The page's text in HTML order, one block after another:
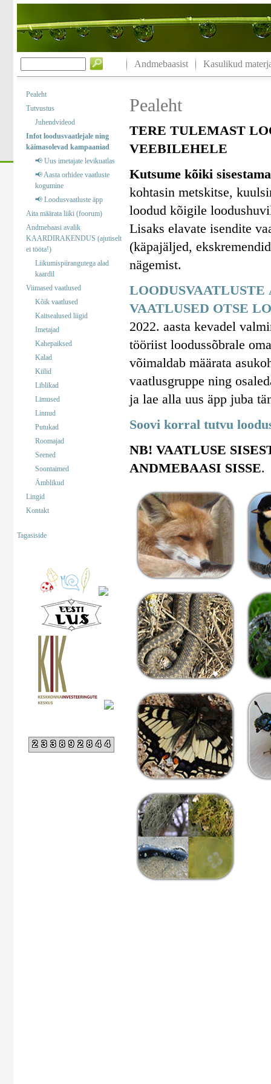
Andmebaasist Kasulikud
Pealeht
Tutvustus
Juhendvideod
Infot loodusvaatlejale ning
käimasolevad kampaaniad
📢 Uus imetajate levikuatlas
📢 Aasta orhidee vaatluste
kogumine
📢 Loodusvaatluste äpp
Aita määrata liiki (foorum)
Andmebaasi avalik
KAARDIRAKENDUS (ajutiselt
ei tööta!)
Liikumispiirangutega alad
kaardil
Viimased vaatlused
Kõik vaatlused
Kaitsealused liigid
Imetajad
Kahepaiksed
Kalad
Kiilid
Liblikad
Limused
Linnud
Putukad
Roomajad
Seened
Soontaimed
Ämblikud
Lingid
Kontakt
Tagasiside
233892844
Pealeht
TERE TULEMAST
VEEBILEHELE
Kutsume kõiki
kohtasin metskitse,
loodud kõigile
Lisaks elavate isendite
(käpajäljed,
nägemist.
VAATLUSED OTSE
2022. aasta kevadel
tööriist loodussõbrale
võimaldab määrata
vaatlusgruppe ning
ja lae alla uus äpp juba
Soovi korral tutvu
NB! VAATLUSE
ANDMEBAASI SISSE.